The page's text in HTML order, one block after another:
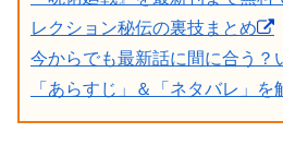
レクション秘伝の裏技まとめ
今からでも最新話に間に合う？
「あらすじ」＆「ネタバレ」を